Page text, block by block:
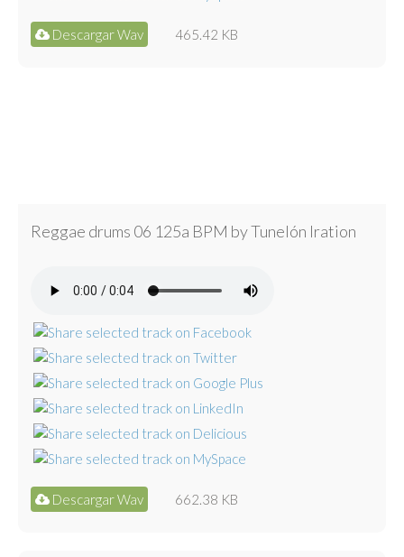
Descargar Wav 465.42 KB
Reggae drums 06 125a BPM by Tunelón Iration
Descargar Wav 662.38 KB